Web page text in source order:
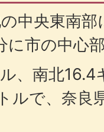
中央東南
に市の中心
、南北
ルで、奈良